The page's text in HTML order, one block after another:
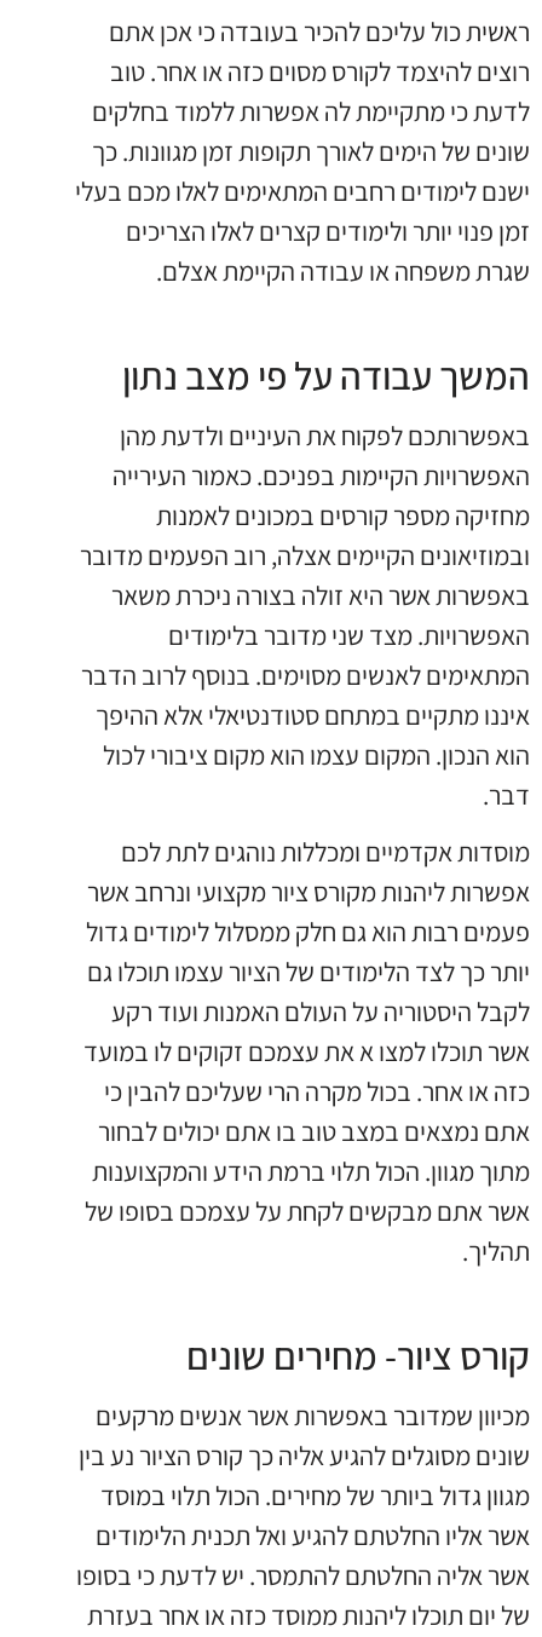
ראשית כול עליכם להכיר בעובדה כי אכן אתם
רוצים להיצמד לקורס מסוים כזה או אחר. טוב
לדעת כי מתקיימת לה אפשרות ללמוד בחלקים
שונים של הימים לאורך תקופות זמן מגוונות. כך
ישנם לימודים רחבים המתאימים לאלו מכם בעלי
זמן פנוי יותר ולימודים קצרים לאלו הצריכים
שגרת משפחה או עבודה הקיימת אצלם.
המשך עבודה על פי מצב נתון
באפשרותכם לפקוח את העיניים ולדעת מהן
האפשרויות הקיימות בפניכם. כאמור העירייה
מחזיקה מספר קורסים במכונים לאמנות
ובמוזיאונים הקיימים אצלה, רוב הפעמים מדובר
באפשרות אשר היא זולה בצורה ניכרת משאר
האפשרויות. מצד שני מדובר בלימודים
המתאימים לאנשים מסוימים. בנוסף לרוב הדבר
איננו מתקיים במתחם סטודנטיאלי אלא ההיפך
הוא הנכון. המקום עצמו הוא מקום ציבורי לכול
דבר.
מוסדות אקדמיים ומכללות נוהגים לתת לכם
אפשרות ליהנות מקורס ציור מקצועי ונרחב אשר
פעמים רבות הוא גם חלק ממסלול לימודים גדול
יותר כך לצד הלימודים של הציור עצמו תוכלו גם
לקבל היסטוריה על העולם האמנות ועוד רקע
אשר תוכלו למצו א את עצמכם זקוקים לו במועד
כזה או אחר. בכול מקרה הרי שעליכם להבין כי
אתם נמצאים במצב טוב בו אתם יכולים לבחור
מתוך מגוון. הכול תלוי ברמת הידע והמקצוענות
אשר אתם מבקשים לקחת על עצמכם בסופו של
תהליך.
קורס ציור- מחירים שונים
מכיוון שמדובר באפשרות אשר אנשים מרקעים
שונים מסוגלים להגיע אליה כך קורס הציור נע בין
מגוון גדול ביותר של מחירים. הכול תלוי במוסד
אשר אליו החלטתם להגיע ואל תכנית הלימודים
אשר אליה החלטתם להתמסר. יש לדעת כי בסופו
של יום תוכלו ליהנות ממוסד כזה או אחר בעזרת